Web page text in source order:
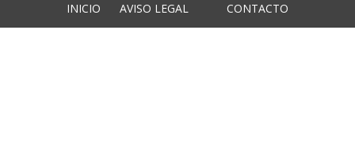
INICIO AVISO LEGAL CONTACTO